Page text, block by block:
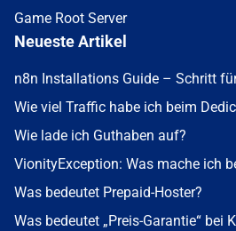
Game Root Server
Neueste Artikel
n8n Installations Guide – Schritt
Wie viel Traffic habe ich beim
Wie lade ich Guthaben auf?
VionityException: Was mache ich
Was bedeutet Prepaid-Hoster?
Was bedeutet „Preis-Garantie“ bei